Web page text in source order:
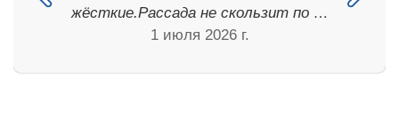
жёсткие.Рассада не скользит по …
1 июля 2026 г.